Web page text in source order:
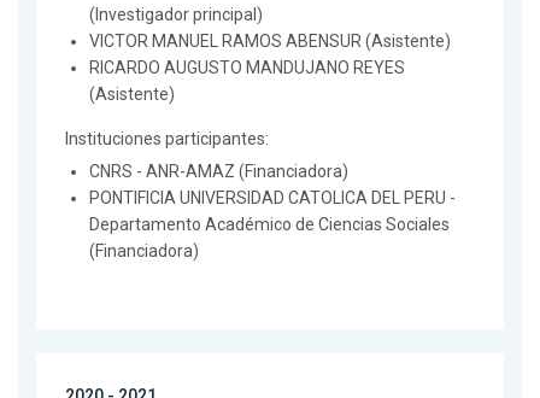
(Investigador principal)
VICTOR MANUEL RAMOS ABENSUR (Asistente)
RICARDO AUGUSTO MANDUJANO REYES
(Asistente)
Instituciones participantes:
CNRS - ANR-AMAZ (Financiadora)
PONTIFICIA UNIVERSIDAD CATOLICA DEL PERU -
Departamento Académico de Ciencias Sociales
(Financiadora)